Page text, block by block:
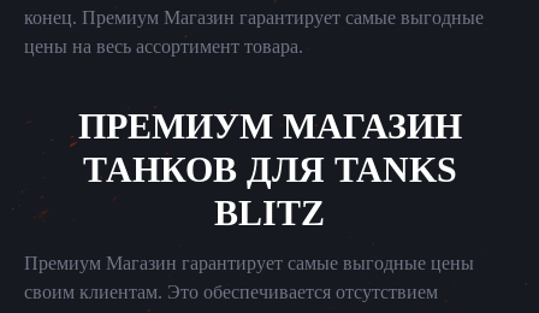
конец. Премиум Магазин гарантирует самые выгодные
цены на весь ассортимент товара.
ПРЕМИУМ МАГАЗИН
ТАНКОВ ДЛЯ TANKS
BLITZ
Премиум Магазин гарантирует самые выгодные цены
своим клиентам. Это обеспечивается отсутствием